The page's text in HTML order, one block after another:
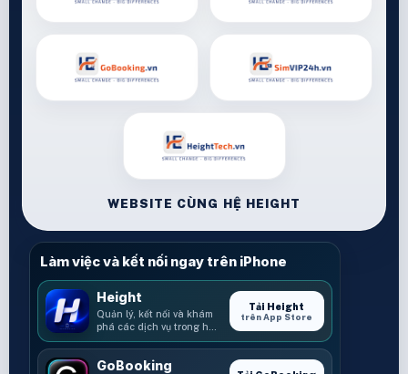
WEBSITE CÙNG HỆ HEIGHT
Làm việc và kết nối ngay trên iPhone
Height
Quản lý, kết nối và khám
phá các dịch vụ trong hệ
sinh thái Height.
Tải Height
trên App Store
GoBooking